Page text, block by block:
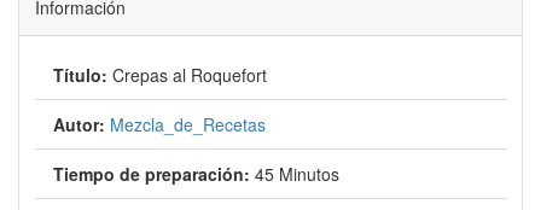
Información
Título: Crepas al Roquefort
Autor: Mezcla_de_Recetas
Tiempo de preparación: 45 Minutos